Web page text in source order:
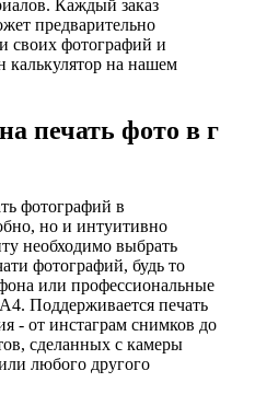
Каждый заказ
предварительно
своих фотографий и
калькулятор на нашем
печать фото в г
фотографий в
но и интуитивно
необходимо выбрать
фотографий, будь то
или профессиональные
Поддерживается печать
- от инстаграм снимков до
сделанных с камеры
любого другого